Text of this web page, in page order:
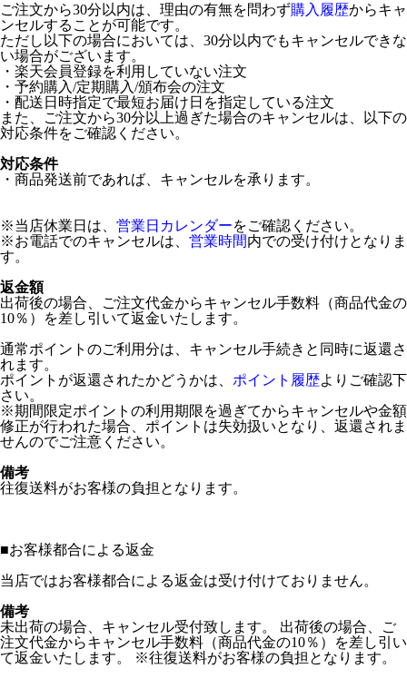
ご注文から30分以内は、理由の有無を問わず購入履歴からキャ
ンセルすることが可能です。
ただし以下の場合においては、30分以内でもキャンセルできな
い場合がございます。
・楽天会員登録を利用していない注文
・予約購入/定期購入/頒布会の注文
・配送日時指定で最短お届け日を指定している注文
また、ご注文から30分以上過ぎた場合のキャンセルは、以下の
対応条件をご確認ください。
対応条件
・商品発送前であれば、キャンセルを承ります。
※当店休業日は、 営業日カレンダーをご確認ください。
※お電話でのキャンセルは、 営業時間内での受け付けとなりま
す。
返金額
出荷後の場合、ご注文代金からキャンセル手数料（商品代金の
10％）を差し引いて返金いたします。
通常ポイントのご利用分は、キャンセル手続きと同時に返還さ
れます。
ポイントが返還されたかどうかは、 ポイント履歴よりご確認下
さい。
※期間限定ポイントの利用期限を過ぎてからキャンセルや金額
修正が行われた場合、ポイントは失効扱いとなり、返還されま
せんのでご注意ください。
備考
往復送料がお客様の負担となります。
■お客様都合による返金
当店ではお客様都合による返金は受け付けておりません。
備考
未出荷の場合、キャンセル受付致します。 出荷後の場合、ご
注文代金からキャンセル手数料（商品代金の10％）を差し引い
て返金いたします。 ※往復送料がお客様の負担となります。